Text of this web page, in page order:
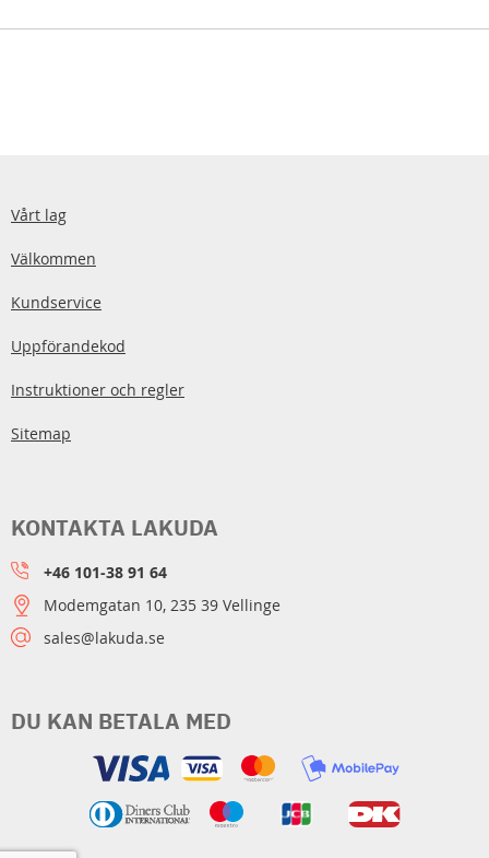
Vårt lag
Välkommen
Kundservice
Uppförandekod
Instruktioner och regler
Sitemap
DU KAN BETALA MED
KONTAKTA LAKUDA
+46 101-38 91 64
Modemgatan 10, 235 39 Vellinge
sales@lakuda.se